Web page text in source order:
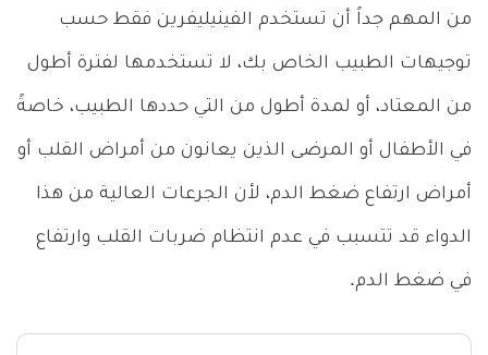
من المهم جداً أن تستخدم الفينيليفرين فقط حسب
توجيهات الطبيب الخاص بك، لا تستخدمها لفترة أطول
من المعتاد، أو لمدة أطول من التي حددها الطبيب، خاصةً
في الأطفال أو المرضى الذين يعانون من أمراض القلب أو
أمراض ارتفاع ضغط الدم، لأن الجرعات العالية من هذا
الدواء قد تتسبب في عدم انتظام ضربات القلب وارتفاع
في ضغط الدم.